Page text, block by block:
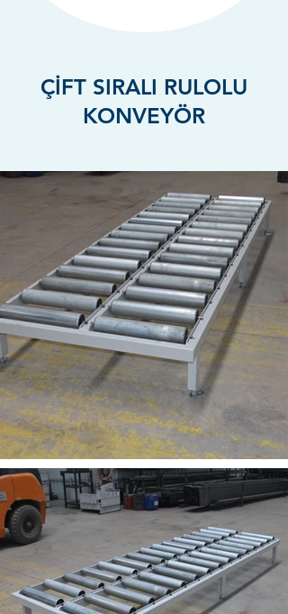
ÇİFT SIRALI RULOLU
KONVEYÖR